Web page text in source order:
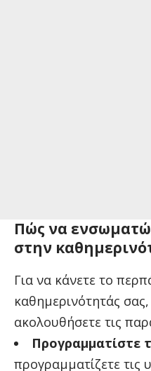
Πώς να
στην
Για να κάνετε το
καθημερινότητάς
ακολουθήσετε τις
Προγραμματίστε
προγραμματίζετε τις